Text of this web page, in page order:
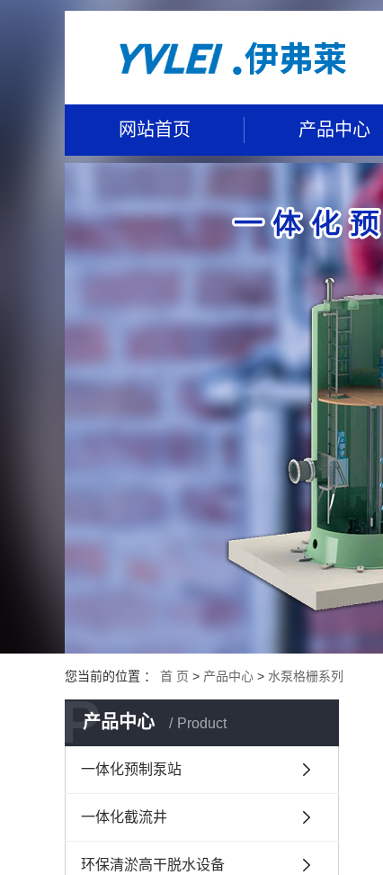
网站首页 产品中心
您当前的位置 ： 首 页 > 产品中心 > 水泵格栅系列
产品中心 Product
P
一体化预制泵站
一体化截流井
环保清淤高干脱水设备